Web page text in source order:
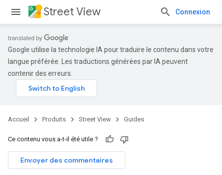
Street View Connexion
Google utilise la technologie IA pour traduire le contenu dans votre
langue préférée. Les traductions générées par IA peuvent
contenir des erreurs.
Accueil Produits Street View Guides
Ce contenu vous a-t-il été utile ?
Envoyer des commentaires